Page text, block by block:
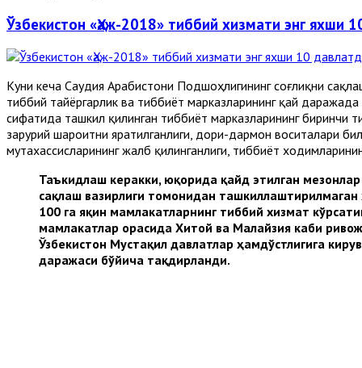
Ўзбекистон «Ҳаж-2018» тиббий хизмати энг яхши
Куни кеча Саудия Арабистони Подшоҳлигининг соғлиқни
тиббий тайёргарлик ва тиббиёт марказларининг қай
сифатида ташкил қилинган тиббиёт марказларининг биринчи
зарурий шароитни яратилганлиги, дори-дармон воситалари
мутахассисларининг жалб қилинганлиги, тиббиёт
Таъкидлаш керакки, юқорида қайд этилган
сақлаш вазирлиги томонидан
100 га яқин мамлакатларнинг тиббий хизмат
мамлакатлар орасида Хитой ва Малайзия каби
Ўзбекистон Мустақил давлатлар ҳамдўстлигига
даражаси бўйича тақдирланди.